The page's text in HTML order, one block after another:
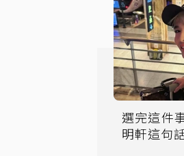
選完這件
明軒這句